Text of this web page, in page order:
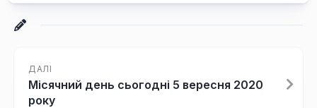
ДАЛІ
Місячний день сьогодні 5 вересня 2020
року